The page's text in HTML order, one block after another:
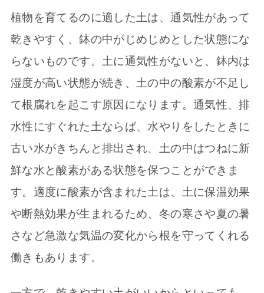
植物を育てるのに適した土は、通気性があって
乾きやすく、鉢の中がじめじめとした状態にな
らないものです。土に通気性がないと、鉢内は
湿度が高い状態が続き、土の中の酸素が不足し
て根腐れを起こす原因になります。通気性、排
水性にすぐれた土ならば、水やりをしたときに
古い水がきちんと排出され、土の中はつねに新
鮮な水と酸素がある状態を保つことができま
す。適度に酸素が含まれた土は、土に保温効果
や断熱効果が生まれるため、冬の寒さや夏の暑
さなど急激な気温の変化から根を守ってくれる
働きもあります。